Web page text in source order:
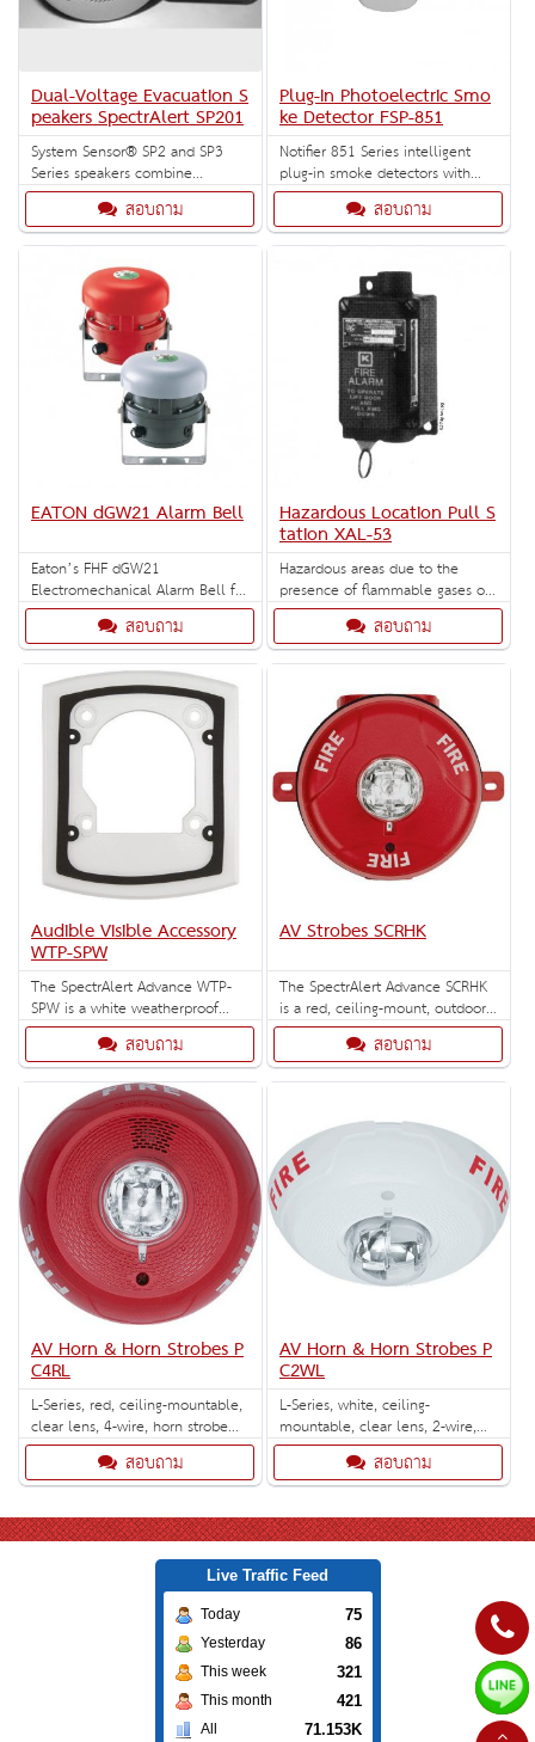
Dual-Voltage Evacuation S
peakers SpectrAlert SP201
System Sensor® SP2 and SP3
Series speakers combine
performance, functionality, and
flexibility in the latest line of
dualvoltage evacuation speakers.
สอบถาม
Plug-In Photoelectric Smo
ke Detector FSP-851
Notifier 851 Series intelligent
plug-in smoke detectors with
integral communication provide
features that surpass
conventional detectors.
สอบถาม
EATON dGW21 Alarm Bell
Eaton’s FHF dGW21
Electromechanical Alarm Bell for
Division 2 has been developed
specifically for the corrosive and
hazardous environments found
in the process industries – for
onshore chemical and
petrochemical plants, off-shore
platforms, food processing and
สอบถาม
Hazardous Location Pull S
tation XAL-53
Hazardous areas due to the
presence of flammable gases or
vapors, combustible dusts or
easily ignitable fibers or flyings.
สอบถาม
Audible Visible Accessory
WTP-SPW
The SpectrAlert Advance WTP-
SPW is a white weatherproof
mounting plate for flush
mounting outdoor K series
speakers and speaker strobes.
Especially for use with
SpectrAlert Advance
replacement outdoor models.
สอบถาม
AV Strobes SCRHK
The SpectrAlert Advance SCRHK
is a red, ceiling-mount, outdoor
strobe with selectable high-
candela strobe settings of 135,
150, 177 and 185 cd.
สอบถาม
AV Horn & Horn Strobes P
C4RL
L-Series, red, ceiling-mountable,
clear lens, 4-wire, horn strobe
marked "FIRE". Selectable strobe
settings: 15, 30, 75, 95, 115, 150
and 177 cd.
สอบถาม
AV Horn & Horn Strobes P
C2WL
L-Series, white, ceiling-
mountable, clear lens, 2-wire,
horn strobe marked "FIRE".
Selectable strobe settings: 15,
30, 75, 95, 115, 150 and 177 cd.
สอบถาม
Live Traffic Feed
Today 75
Yesterday 86
This week 321
This month 421
All 71.153K